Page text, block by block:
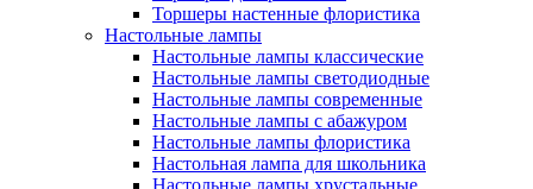
Торшеры настенные флористика
Настольные лампы
Настольные лампы классические
Настольные лампы светодиодные
Настольные лампы современные
Настольные лампы с абажуром
Настольные лампы флористика
Настольная лампа для школьника
Настольные лампы хрустальные